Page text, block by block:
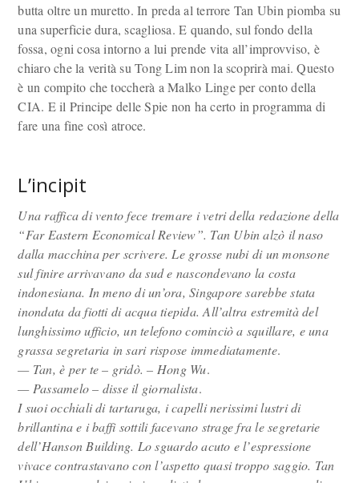
butta oltre un muretto. In preda al terrore Tan Ubin piomba su
una superficie dura, scagliosa. E quando, sul fondo della
fossa, ogni cosa intorno a lui prende vita all’improvviso, è
chiaro che la verità su Tong Lim non la scoprirà mai. Questo
è un compito che toccherà a Malko Linge per conto della
CIA. E il Principe delle Spie non ha certo in programma di
fare una fine così atroce.
L’incipit
Una raffica di vento fece tremare i vetri della redazione della
“Far Eastern Economical Review”. Tan Ubin alzò il naso
dalla macchina per scrivere. Le grosse nubi di un monsone
sul finire arrivavano da sud e nascondevano la costa
indonesiana. In meno di un’ora, Singapore sarebbe stata
inondata da fiotti di acqua tiepida. All’altra estremità del
lunghissimo ufficio, un telefono cominciò a squillare, e una
grassa segretaria in sari rispose immediatamente.
— Tan, è per te – gridò. – Hong Wu.
— Passamelo – disse il giornalista.
I suoi occhiali di tartaruga, i capelli nerissimi lustri di
brillantina e i baffi sottili facevano strage fra le segretarie
dell’Hanson Building. Lo sguardo acuto e l’espressione
vivace contrastavano con l’aspetto quasi troppo saggio. Tan